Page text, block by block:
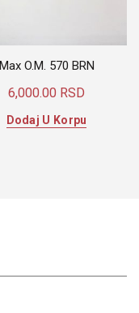
Max O.M. 570 BRN
6,000.00 RSD
Dodaj U Korpu